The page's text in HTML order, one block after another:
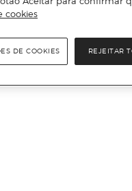
cookies
REJEITAR
DE COOKIES